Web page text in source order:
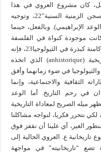
فردي (دازاين)21. وبالمِثْل، كان مشروع العروي في هذا
الكتاب تحكمه الرغبة في الانفلات “من سجن الزمنية السنية”22، وتوجيه
الإبراهيمي). وبالفعل، حينما
موجودة كنواة في الفلسفة
الهلنستية، والفلسفة الحديثة بدورها كانت كامنة كبذرة في الثيولوجيا23، فإنه
لم يكن بعيدا عن الموقف المضاد للتاريخية (anhistorique) الذي اتخذه
في ضوء زمانهما وأفق
الثقافية والاجتماعية، وإنما
في رحم التاريخ. أما الوعد
ميله الصريح لمعاداة التاريخية
نتحرر فكريا، لنواجه مشاكلنا
الغير، أي علينا أن نقفز فوق
(ص 205). بيد أن رجوع تاريخانية ع. العروي الحالية إلى
تضع “تاريخانيته” في مواجهة